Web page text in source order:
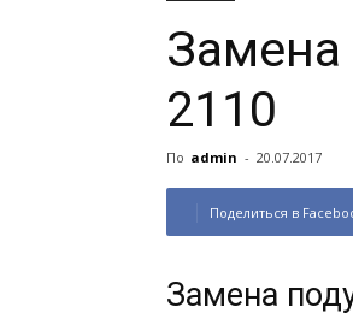
Замена
2110
По admin - 20.07.2017
Поделиться в
Замена